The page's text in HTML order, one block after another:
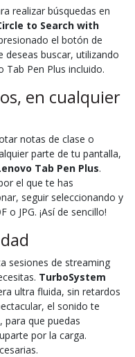
realizar búsquedas en
to Search with
el botón de
deseas buscar, utilizando
Pen Plus incluido.
en cualquier
notas de clase o
parte de tu pantalla,
Tab Pen Plus.
el que te has
seguir seleccionando y
JPG. ¡Así de sencillo!
sesiones de streaming
TurboSystem
ultra fluida, sin retardos
el sonido te
para que puedas
por la carga.